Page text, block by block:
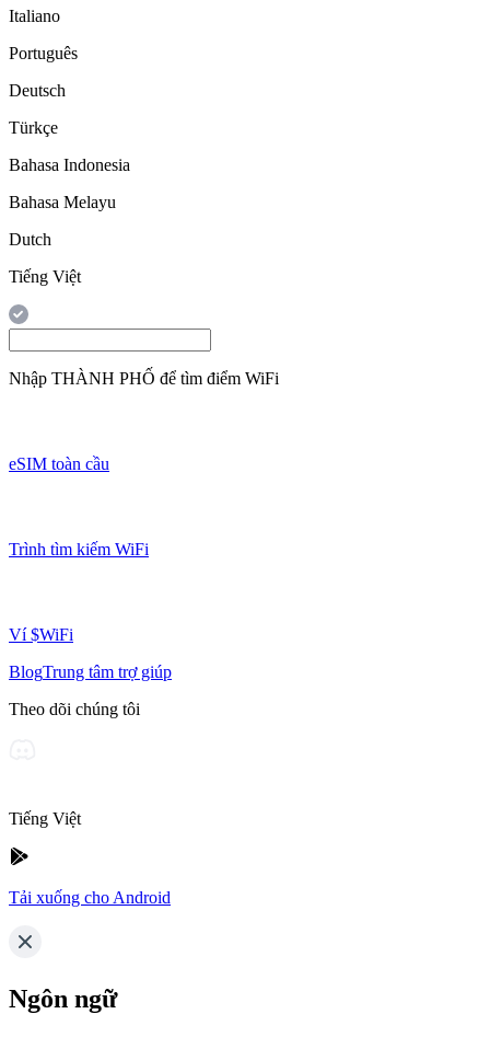
Italiano
Português
Deutsch
Türkçe
Bahasa Indonesia
Bahasa Melayu
Dutch
Tiếng Việt
Nhập THÀNH PHỐ để tìm điểm WiFi
eSIM toàn cầu
Trình tìm kiếm WiFi
Ví $WiFi
BlogTrung tâm trợ giúp
Theo dõi chúng tôi
Tiếng Việt
Tải xuống cho Android
Ngôn ngữ